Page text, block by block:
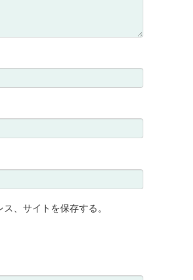
、サイトを保存する。